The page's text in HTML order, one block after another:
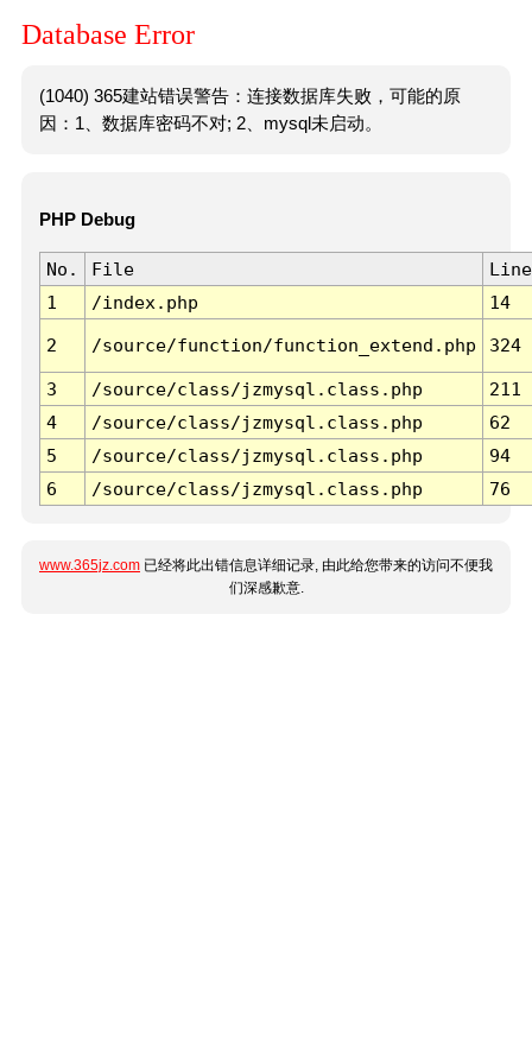
Database Error
(1040) 365建站错误警告：连接数据库失败，可能的原
因：1、数据库密码不对; 2、mysql未启动。
PHP Debug
No. File
Line
1
/index.php 14
2 /source/function/function_extend.php 324
3 /source/class/jzmysql.class.php
211
4
/source/class/jzmysql.class.php
62
5
/source/class/jzmysql.class.php
94
6
/source/class/jzmysql.class.php 76
www.365jz.com 已经将此出错信息详细记录, 由此给您带来的访问不便我
们深感歉意.